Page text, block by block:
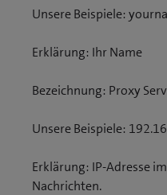
Unsere Beispiele:
Erklärung: Ihr Name
Bezeichnung: Proxy
Unsere Beispiele:
Erklärung: IP-Adresse
Nachrichten.